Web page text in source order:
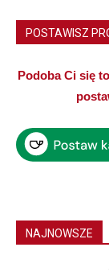
POSTAWISZ
Podoba Ci się
NAJNOWSZE